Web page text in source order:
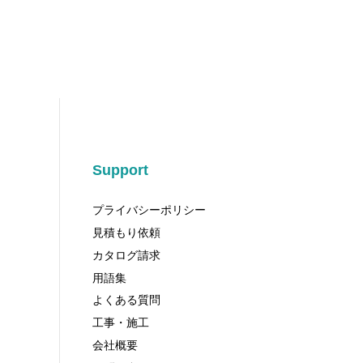
Support
プライバシーポリシー
見積もり依頼
カタログ請求
用語集
よくある質問
工事・施工
会社概要